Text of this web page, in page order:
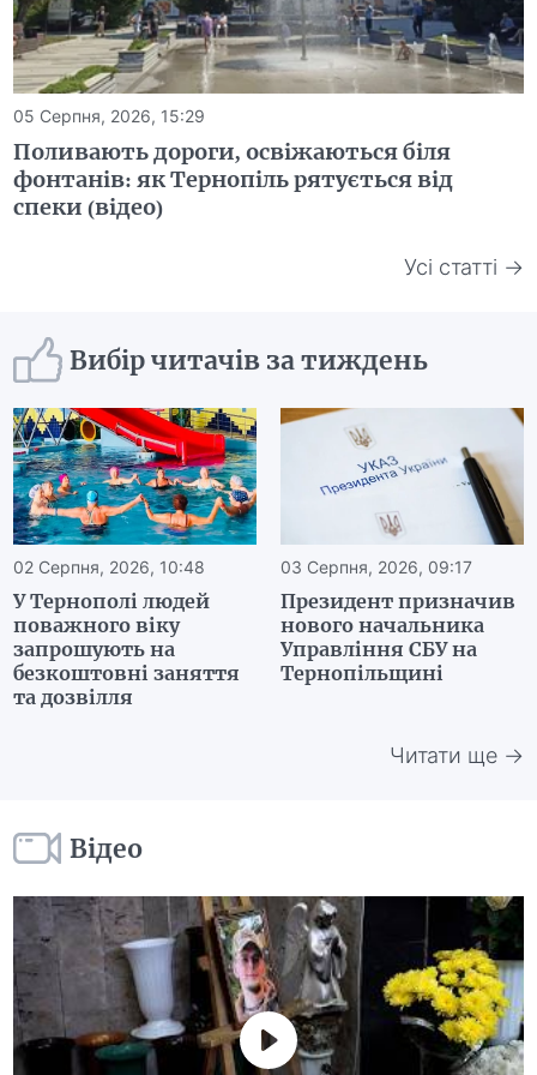
05 Серпня, 2026, 15:29
Поливають дороги, освіжаються біля
фонтанів: як Тернопіль рятується від
спеки (відео)
Усі статті →
Вибір читачів за тиждень
02 Серпня, 2026, 10:48
У Тернополі людей
поважного віку
запрошують на
безкоштовні заняття
та дозвілля
03 Серпня, 2026, 09:17
Президент призначив
нового начальника
Управління СБУ на
Тернопільщині
Читати ще →
Відео